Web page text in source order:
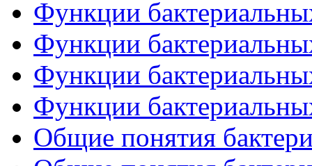
Функции
Функции
Функции
Функции
Общие понятия